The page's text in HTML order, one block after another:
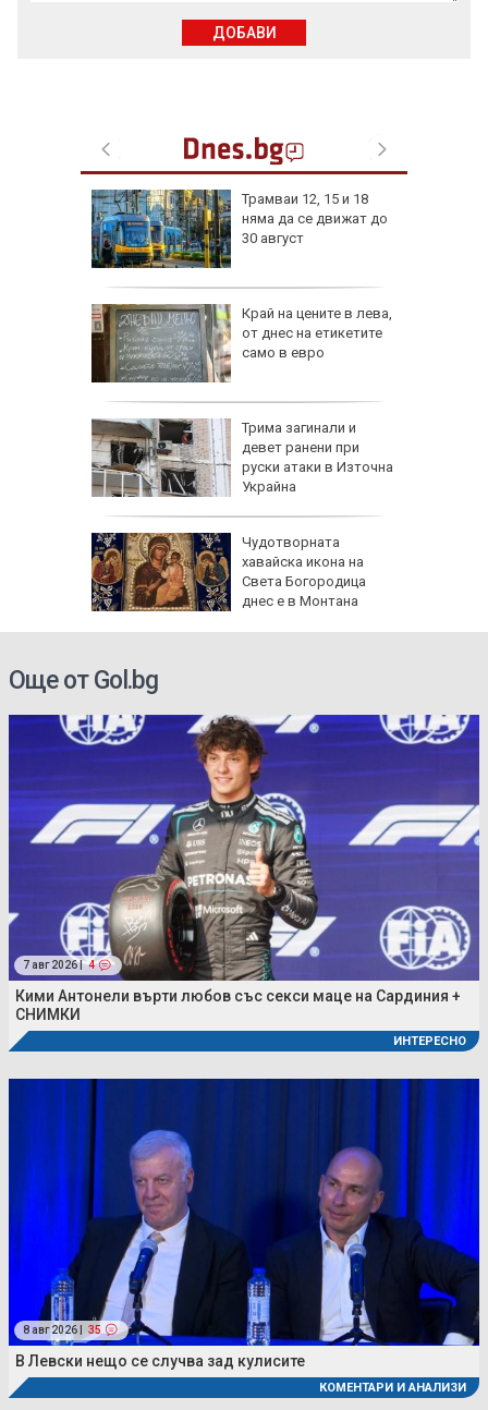
Трамваи 12, 15 и 18
няма да се движат до
30 август
Край на цените в лева,
от днес на етикетите
само в евро
Трима загинали и
девет ранени при
руски атаки в Източна
Украйна
Чудотворната
хавайска икона на
Света Богородица
днес е в Монтана
ДОБАВИ
Още от Gol.bg
7 авг 2026 | 4
Кими Антонели върти любов със секси маце на Сардиния +
СНИМКИ
ИНТЕРЕСНО
8 авг 2026 | 35
В Левски нещо се случва зад кулисите
КОМЕНТАРИ И АНАЛИЗИ